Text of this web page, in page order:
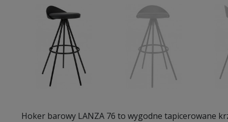
Hoker barowy LANZA 76 to wygodne tapicerowane